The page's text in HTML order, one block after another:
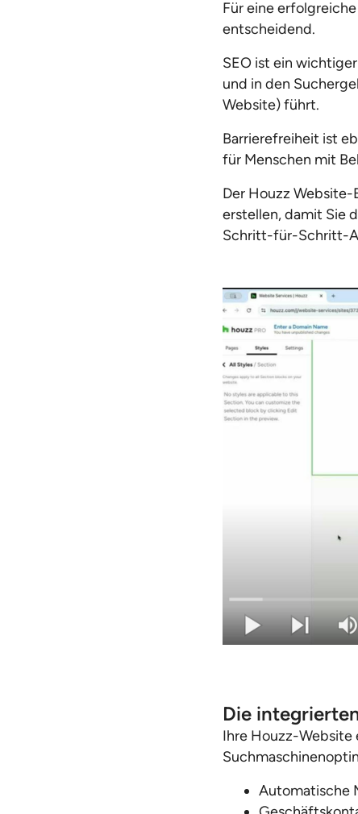
Für eine
entscheidend.
SEO ist ein
und in den
Website) führt.
Barrierefreiheit ist
für Menschen mit
Der Houzz
erstellen, damit Sie
Schritt-für-Schritt-
Die
Ihre Houzz-Website
Automatische